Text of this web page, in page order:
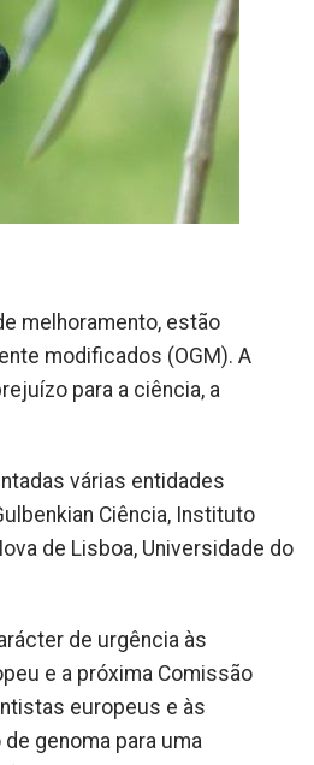
melhoramento, estão
modificados (OGM). A
para a ciência, a
várias entidades
Ciência, Instituto
de Lisboa, Universidade do
de urgência às
e a próxima Comissão
europeus e às
genoma para uma